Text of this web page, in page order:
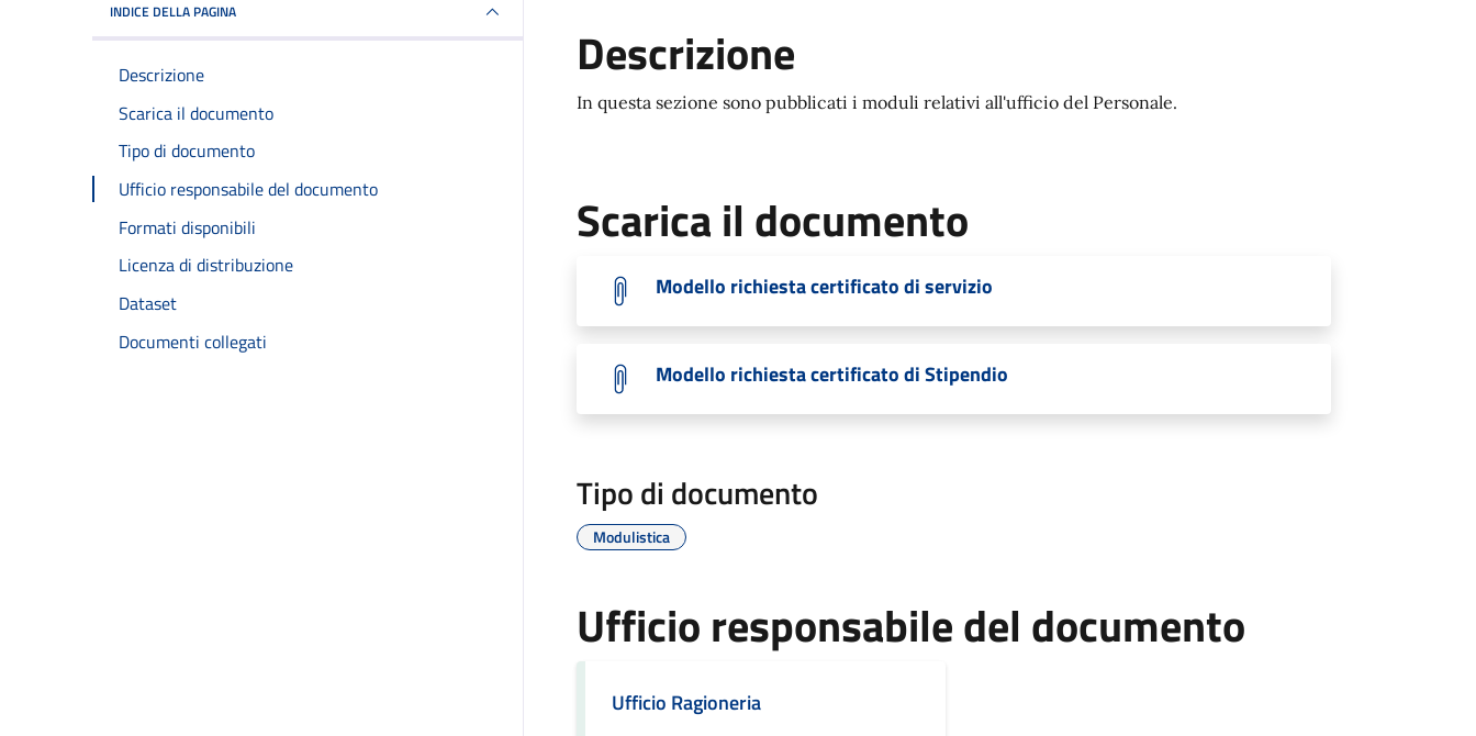
INDICE DELLA PAGINA
Descrizione
Scarica il documento
Tipo di documento
Ufficio responsabile del documento
Formati disponibili
Licenza di distribuzione
Dataset
Documenti collegati
Descrizione
In questa sezione sono pubblicati i moduli relativi all'ufficio del Personale.
Scarica il documento
Modello richiesta certificato di servizio
Modello richiesta certificato di Stipendio
Tipo di documento
Modulistica
Ufficio responsabile del documento
Ufficio Ragioneria